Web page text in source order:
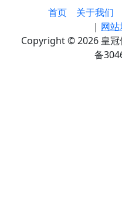
首页 关于我们
| 网
Copyright © 2026 皇冠
备